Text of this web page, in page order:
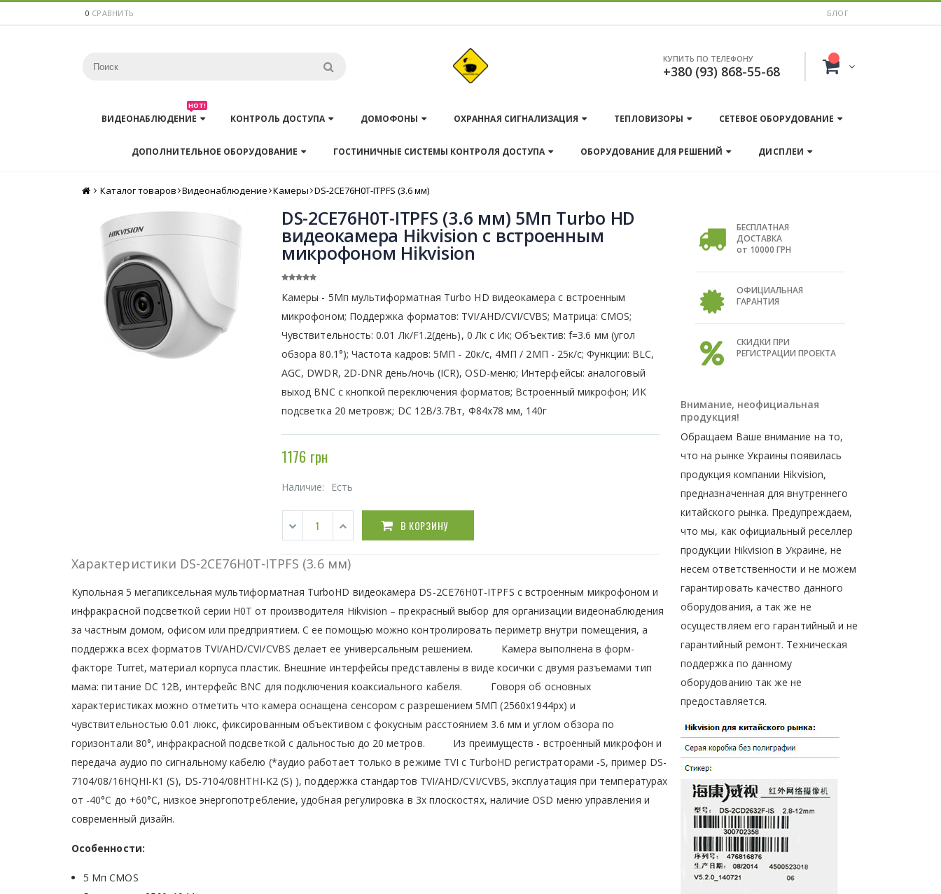
0 СРАВНИТЬ БЛОГ
КУПИТЬ ПО ТЕЛЕФОНУ
+380 (93) 868-55-68
ВИДЕОНАБЛЮДЕНИЕ
HOT!
КОНТРОЛЬ ДОСТУПА ДОМОФОНЫ ОХРАННАЯ СИГНАЛИЗАЦИЯ ТЕПЛОВИЗОРЫ СЕТЕВОЕ ОБОРУДОВАНИЕ
ДОПОЛНИТЕЛЬНОЕ ОБОРУДОВАНИЕ ГОСТИНИЧНЫЕ СИСТЕМЫ КОНТРОЛЯ ДОСТУПА ОБОРУДОВАНИЕ ДЛЯ РЕШЕНИЙ ДИСПЛЕИ
Главная
Каталог товаров Видеонаблюдение Камеры DS-2CE76H0T-ITPFS (3.6 мм)
DS-2CE76H0T-ITPFS (3.6 мм) 5Мп Turbo HD
видеокамера Hikvision с встроенным
микрофоном Hikvision
Камеры - 5Мп мультиформатная Turbo HD видеокамера с встроенным
микрофоном; Поддержка форматов: TVI/AHD/CVI/CVBS; Матрица: CMOS;
Чувствительность: 0.01 Лк/F1.2(день), 0 Лк c Ик; Объектив: f=3.6 мм (угол
обзора 80.1°); Частота кадров: 5МП - 20к/с, 4МП / 2МП - 25к/с; Функции: BLC,
AGC, DWDR, 2D-DNR день/ночь (ICR), OSD-меню; Интерфейсы: аналоговый
выход BNC с кнопкой переключения форматов; Встроенный микрофон; ИК
подсветка 20 метровж; DC 12В/3.7Вт, Ф84х78 мм, 140г
1176 грн
Наличие: Есть
В КОРЗИНУ
Характеристики DS-2CE76H0T-ITPFS (3.6 мм)
Купольная 5 мегапиксельная мультиформатная TurboHD видеокамера DS-2CE76H0T-ITPFS с встроенным микрофоном и
инфракрасной подсветкой серии H0T от производителя Hikvision – прекрасный выбор для организации видеонаблюдения
за частным домом, офисом или предприятием. С ее помощью можно контролировать периметр внутри помещения, а
поддержка всех форматов TVI/AHD/CVI/CVBS делает ее универсальным решением. Камера выполнена в форм-
факторе Turret, материал корпуса пластик. Внешние интерфейсы представлены в виде косички с двумя разъемами тип
мама: питание DC 12В, интерфейс BNC для подключения коаксиального кабеля. Говоря об основных
характеристиках можно отметить что камера оснащена сенсором с разрешением 5МП (2560х1944px) и
чувствительностью 0.01 люкс, фиксированным объективом с фокусным расстоянием 3.6 мм и углом обзора по
горизонтали 80°, инфракрасной подсветкой с дальностью до 20 метров. Из преимуществ - встроенный микрофон и
передача аудио по сигнальному кабелю (*аудио работает только в режиме TVI с TurboHD регистраторами -S, пример DS-
7104/08/16HQHI-K1 (S), DS-7104/08HTHI-K2 (S) ), поддержка стандартов TVI/AHD/CVI/CVBS, эксплуатация при температурах
от -40°C до +60°C, низкое энергопотребление, удобная регулировка в 3х плоскостях, наличие OSD меню управления и
современный дизайн.
Особенности:
5 Мп CMOS
БЕСПЛАТНАЯ
ДОСТАВКА
от 10000 ГРН
ОФИЦИАЛЬНАЯ
ГАРАНТИЯ
СКИДКИ ПРИ
РЕГИСТРАЦИИ ПРОЕКТА
Внимание, неофициальная
продукция!
Обращаем Ваше внимание на то,
что на рынке Украины появилась
продукция компании Hikvision,
предназначенная для внутреннего
китайского рынка. Предупреждаем,
что мы, как официальный реселлер
продукции Hikvision в Украине, не
несем ответственности и не можем
гарантировать качество данного
оборудования, а так же не
осуществляем его гарантийный и не
гарантийный ремонт. Техническая
поддержка по данному
оборудованию так же не
предоставляется.